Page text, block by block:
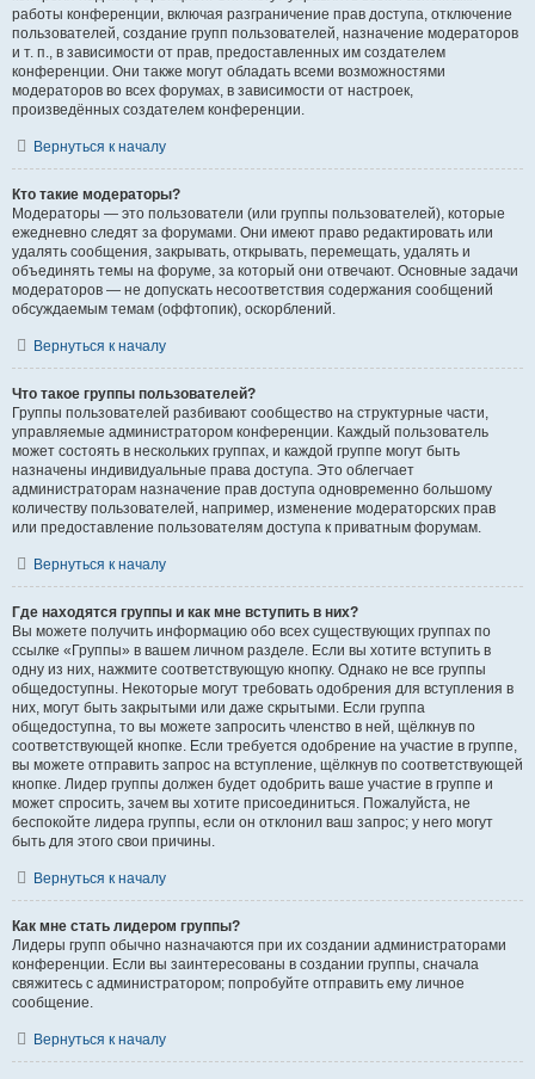
работы конференции, включая разграничение прав доступа, отключение
пользователей, создание групп пользователей, назначение модераторов
и т. п., в зависимости от прав, предоставленных им создателем
конференции. Они также могут обладать всеми возможностями
модераторов во всех форумах, в зависимости от настроек,
произведённых создателем конференции.
Вернуться к началу
Кто такие модераторы?
Модераторы — это пользователи (или группы пользователей), которые
ежедневно следят за форумами. Они имеют право редактировать или
удалять сообщения, закрывать, открывать, перемещать, удалять и
объединять темы на форуме, за который они отвечают. Основные задачи
модераторов — не допускать несоответствия содержания сообщений
обсуждаемым темам (оффтопик), оскорблений.
Вернуться к началу
Что такое группы пользователей?
Группы пользователей разбивают сообщество на структурные части,
управляемые администратором конференции. Каждый пользователь
может состоять в нескольких группах, и каждой группе могут быть
назначены индивидуальные права доступа. Это облегчает
администраторам назначение прав доступа одновременно большому
количеству пользователей, например, изменение модераторских прав
или предоставление пользователям доступа к приватным форумам.
Вернуться к началу
Где находятся группы и как мне вступить в них?
Вы можете получить информацию обо всех существующих группах по
ссылке «Группы» в вашем личном разделе. Если вы хотите вступить в
одну из них, нажмите соответствующую кнопку. Однако не все группы
общедоступны. Некоторые могут требовать одобрения для вступления в
них, могут быть закрытыми или даже скрытыми. Если группа
общедоступна, то вы можете запросить членство в ней, щёлкнув по
соответствующей кнопке. Если требуется одобрение на участие в группе,
вы можете отправить запрос на вступление, щёлкнув по соответствующей
кнопке. Лидер группы должен будет одобрить ваше участие в группе и
может спросить, зачем вы хотите присоединиться. Пожалуйста, не
беспокойте лидера группы, если он отклонил ваш запрос; у него могут
быть для этого свои причины.
Вернуться к началу
Как мне стать лидером группы?
Лидеры групп обычно назначаются при их создании администраторами
конференции. Если вы заинтересованы в создании группы, сначала
свяжитесь с администратором; попробуйте отправить ему личное
сообщение.
Вернуться к началу